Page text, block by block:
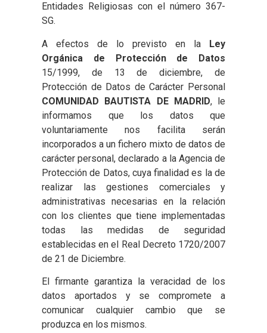
Entidades Religiosas con el número 367-
SG.
A efectos de lo previsto en la Ley
Orgánica de Protección de Datos
15/1999, de 13 de diciembre, de
Protección de Datos de Carácter Personal
COMUNIDAD BAUTISTA DE MADRID, le
informamos que los datos que
voluntariamente nos facilita serán
incorporados a un fichero mixto de datos de
carácter personal, declarado a la Agencia de
Protección de Datos, cuya finalidad es la de
realizar las gestiones comerciales y
administrativas necesarias en la relación
con los clientes que tiene implementadas
todas las medidas de seguridad
establecidas en el Real Decreto 1720/2007
de 21 de Diciembre.
El firmante garantiza la veracidad de los
datos aportados y se compromete a
comunicar cualquier cambio que se
produzca en los mismos.